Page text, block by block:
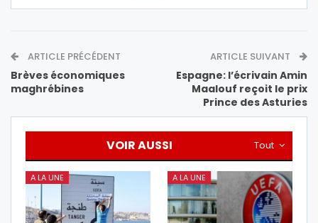
ARTICLE PRÉCÉDENT
Brèves économiques
maghrébines
ARTICLE SUIVANT
Espagne: l’écrivain Amin
Maalouf reçoit le prix
Prince des Asturies
Tout
VOIR AUSSI
A LA UNE A LA UNE